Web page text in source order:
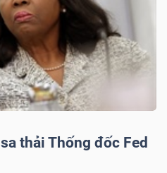
thải Thống đốc Fed